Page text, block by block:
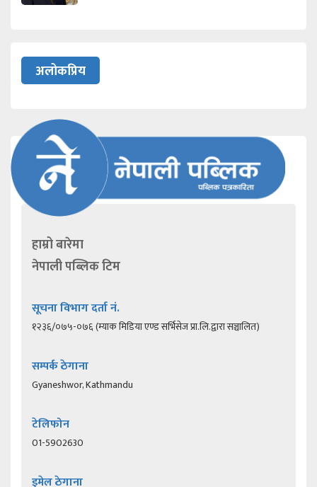
अलोकप्रिय
हाम्रो बारेमा
नेपाली पब्लिक टिम
सूचना विभाग दर्ता नं.
१२३६/०७५-०७६ (म्याक मिडिया एण्ड सर्भिसेज प्रा.लि.द्वारा सञ्चालित)
सम्पर्क ठेगाना
Gyaneshwor, Kathmandu
टेलिफोन
01-5902630
इमेल ठेगाना